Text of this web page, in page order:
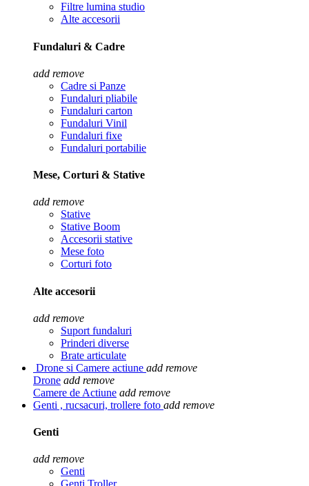
Filtre lumina studio
Alte accesorii
Fundaluri & Cadre
add remove
Cadre si Panze
Fundaluri pliabile
Fundaluri carton
Fundaluri Vinil
Fundaluri fixe
Fundaluri portabilie
Mese, Corturi & Stative
add remove
Stative
Stative Boom
Accesorii stative
Mese foto
Corturi foto
Alte accesorii
add remove
Suport fundaluri
Prinderi diverse
Brate articulate
Drone si Camere actiune add remove
Drone add remove
Camere de Actiune add remove
Genti , rucsacuri, trollere foto add remove
Genti
add remove
Genti